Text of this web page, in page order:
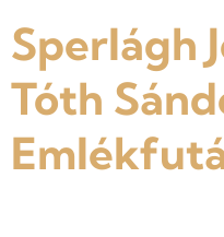
Sperlágh
Tóth